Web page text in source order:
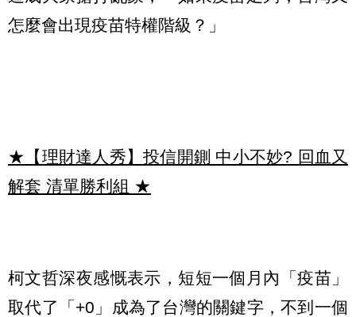
怎麼會出現疫苗特權階級？」
★【理財達人秀】投信開鍘 中小不妙? 回血又
解套 清單勝利組 ★
柯文哲深夜感慨表示，短短一個月內「疫苗」
取代了「+0」成為了台灣的關鍵字，不到一個